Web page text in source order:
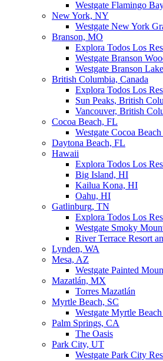
Westgate Flamingo
New York, NY
Westgate New York
Branson, MO
Explora Todos Los
Westgate Branson
Westgate Branson
British Columbia, Canada
Explora Todos Los
Sun Peaks, British
Vancouver, British
Cocoa Beach, FL
Westgate Cocoa
Daytona Beach, FL
Hawaii
Explora Todos Los
Big Island, HI
Kailua Kona, HI
Oahu, HI
Gatlinburg, TN
Explora Todos Los
Westgate Smoky
River Terrace Resort
Lynden, WA
Mesa, AZ
Westgate Painted
Mazatlán, MX
Torres Mazatlán
Myrtle Beach, SC
Westgate Myrtle
Palm Springs, CA
The Oasis
Park City, UT
Westgate Park City